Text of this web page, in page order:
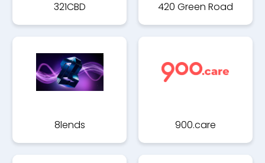
321CBD 420 Green Road
8lends 900.care